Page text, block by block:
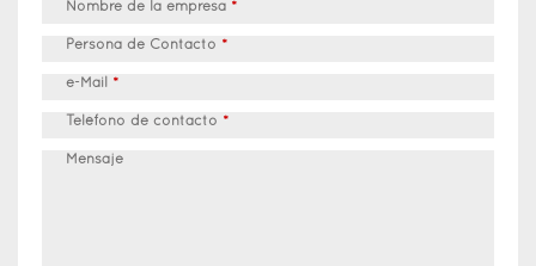
Nombre de la empresa *
Persona de Contacto *
e-Mail *
Teléfono de contacto *
Mensaje